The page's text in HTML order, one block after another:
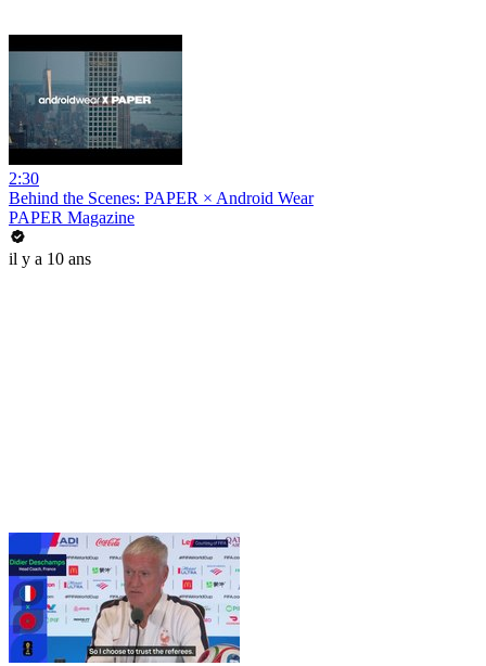
2:30
Behind the Scenes: PAPER × Android Wear
PAPER Magazine
il y a 10 ans